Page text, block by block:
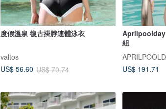
度假溫泉 復古掛脖連體泳衣
valtos
US$ 56.60 US$ 70.74
Aprilpoolday
組
US$ 191.71